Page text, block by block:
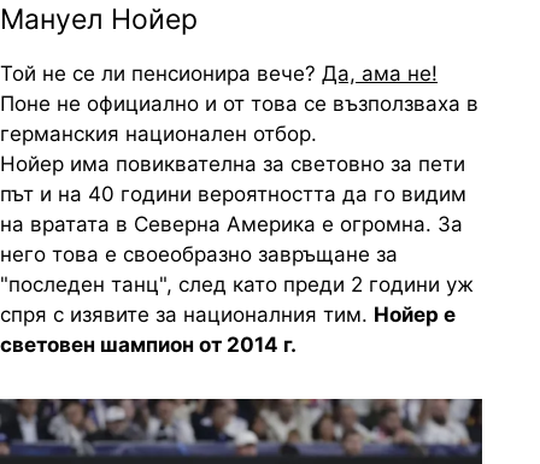
Мануел Нойер
Той не се ли пенсионира вече? Да, ама не!
Поне не официално и от това се възползваха в
германския национален отбор.
Нойер има повиквателна за световно за пети
път и на 40 години вероятността да го видим
на вратата в Северна Америка е огромна. За
него това е своеобразно завръщане за
"последен танц", след като преди 2 години уж
спря с изявите за националния тим. Нойер е
световен шампион от 2014 г.